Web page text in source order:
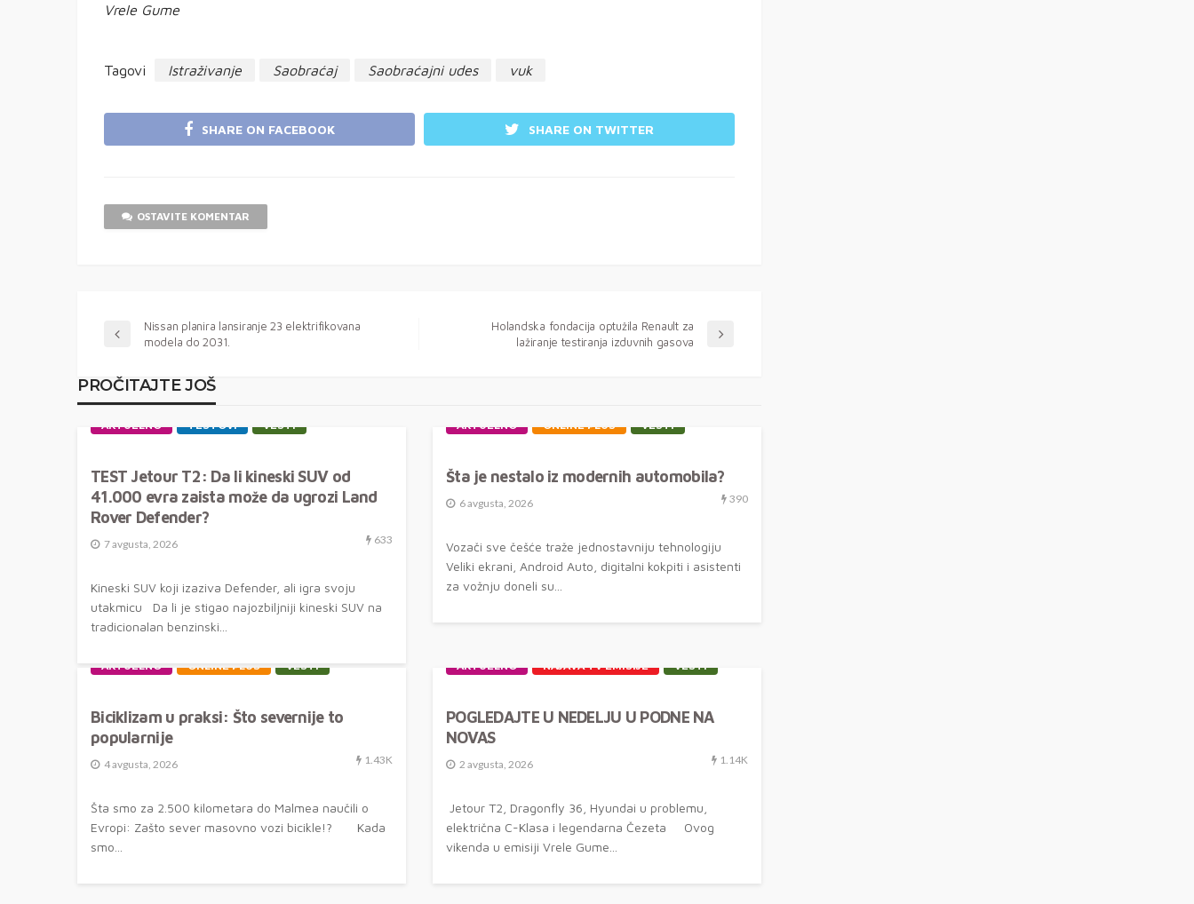
Vrele Gume
Tagovi Istraživanje Saobraćaj Saobraćajni udes vuk
SHARE ON FACEBOOK SHARE ON TWITTER
OSTAVITE KOMENTAR
Nissan planira lansiranje 23 elektrifikovana
modela do 2031.
Holandska fondacija optužila Renault za
lažiranje testiranja izduvnih gasova
PROČITAJTE JOŠ
AKTUELNO TESTOVI VESTI
TEST Jetour T2: Da li kineski SUV od
41.000 evra zaista može da ugrozi Land
Rover Defender?
7 avgusta, 2026 633
Kineski SUV koji izaziva Defender, ali igra svoju
utakmicu Da li je stigao najozbiljniji kineski SUV na
tradicionalan benzinski...
AKTUELNO ONLINE PLUS VESTI
Šta je nestalo iz modernih automobila?
6 avgusta, 2026 390
Vozači sve češće traže jednostavniju tehnologiju
Veliki ekrani, Android Auto, digitalni kokpiti i asistenti
za vožnju doneli su...
AKTUELNO ONLINE PLUS VESTI
Biciklizam u praksi: Što severnije to
popularnije
4 avgusta, 2026 1.43K
Šta smo za 2.500 kilometara do Malmea naučili o
Evropi: Zašto sever masovno vozi bicikle!? Kada
smo...
AKTUELNO NAJAVA TV EMISIJE VESTI
POGLEDAJTE U NEDELJU U PODNE NA
NOVAS
2 avgusta, 2026 1.14K
Jetour T2, Dragonfly 36, Hyundai u problemu,
električna C-Klasa i legendarna Čezeta Ovog
vikenda u emisiji Vrele Gume...